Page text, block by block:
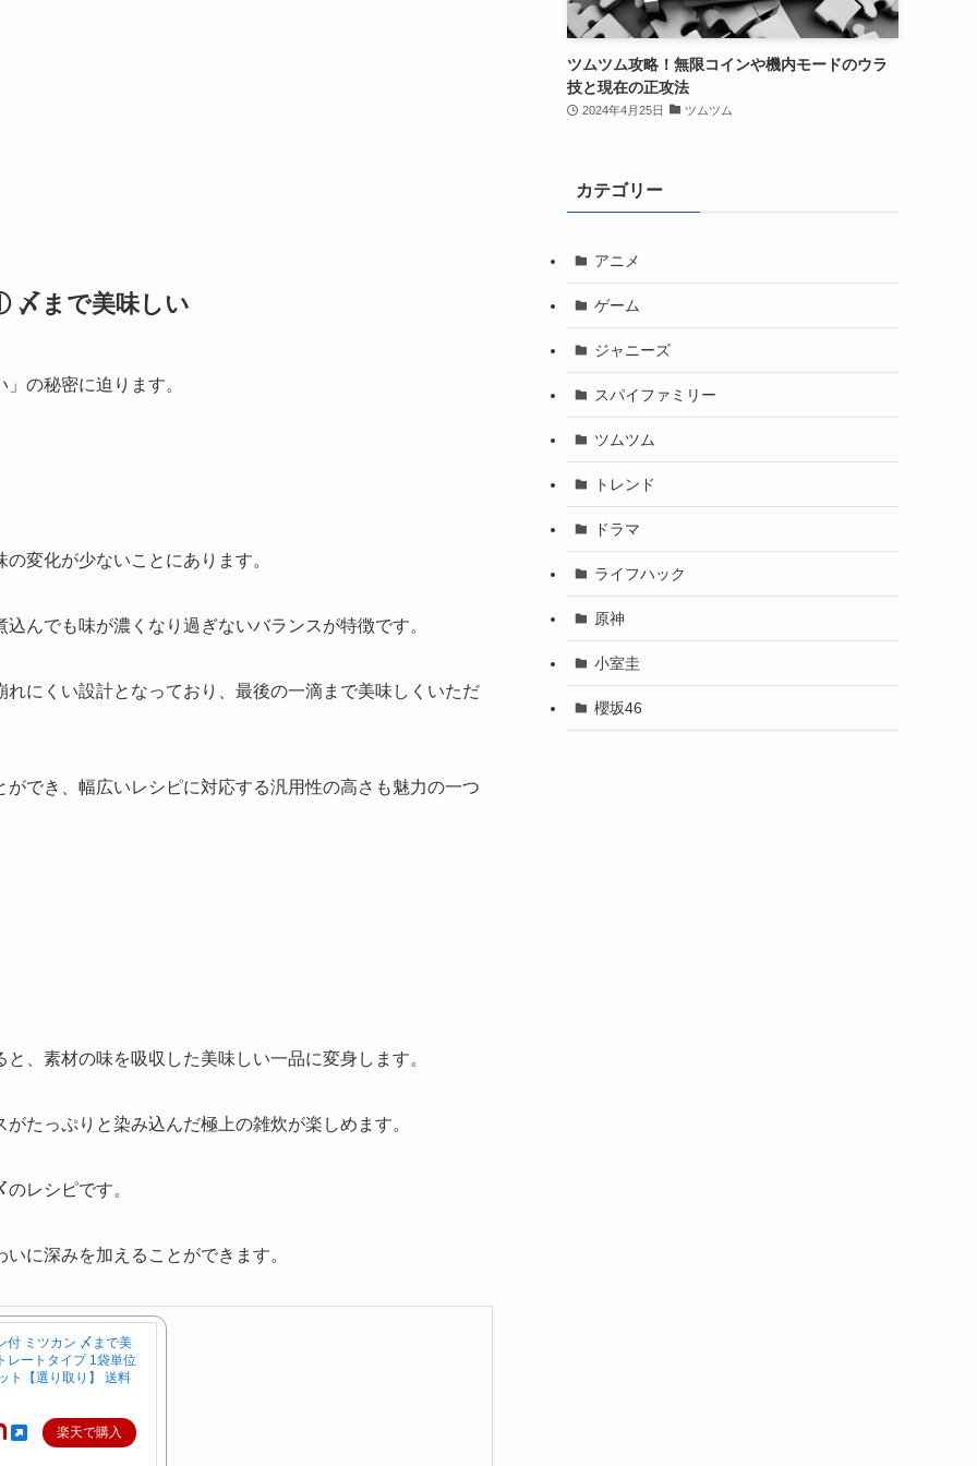
〆まで美味しい
の秘密に迫ります。
変化が少ないことにあります。
んでも味が濃くなり過ぎないバランスが特徴です。
にくい設計となっており、最後の一滴まで美味しくいただ
でき、幅広いレシピに対応する汎用性の高さも魅力の一つ
、素材の味を吸収した美味しい一品に変身します。
たっぷりと染み込んだ極上の雑炊が楽しめます。
レシピです。
に深みを加えることができます。
付 ミツカン 〆まで美
レートタイプ 1袋単位
ト【選り取り】 送料
楽天で購入
ツムツム攻略！無限コインや機内モードのウラ
技と現在の正攻法
2024年4月25日 ツムツム
カテゴリー
アニメ
ゲーム
ジャニーズ
スパイファミリー
ツムツム
トレンド
ドラマ
ライフハック
原神
小室圭
櫻坂46